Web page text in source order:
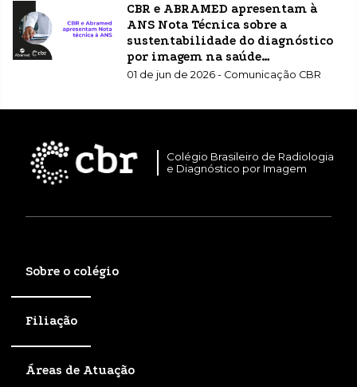
CBR e ABRAMED apresentam à
ANS Nota Técnica sobre a
sustentabilidade do diagnóstico
por imagem na saúde
suplementar
01 de jun de 2026 - Comunicação CBR
Colégio Brasileiro de Radiologia
e Diagnóstico por Imagem
Sobre o colégio
Filiação
Áreas de Atuação